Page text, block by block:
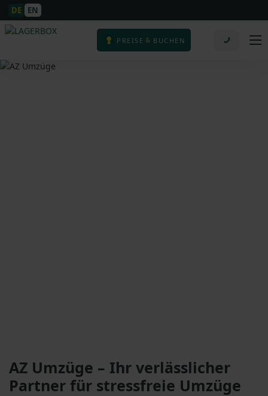
DE EN
PREISE & BUCHEN
AZ Umzüge – Ihr verlässlicher
Partner für stressfreie Umzüge